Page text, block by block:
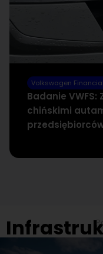
Volkswagen
Badanie
chińskimi